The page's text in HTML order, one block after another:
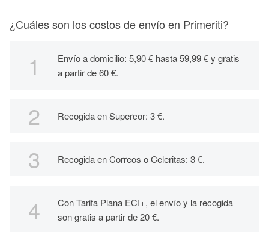
¿Cuáles son los costos de envío en Primeriti?
Envío a domicilio: 5,90 € hasta 59,99 € y gratis
a partir de 60 €.
Recogida en Supercor: 3 €.
Recogida en Correos o Celeritas: 3 €.
Con Tarifa Plana ECI+, el envío y la recogida
son gratis a partir de 20 €.